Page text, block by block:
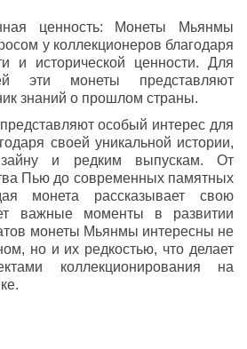
ценность: Монеты Мьянмы
у коллекционеров благодаря
и исторической ценности. Для
эти монеты представляют
знаний о прошлом страны.
особый интерес для
своей уникальной истории,
и редким выпускам. От
Пью до современных памятных
монета рассказывает свою
важные моменты в развитии
монеты Мьянмы интересны не
но и их редкостью, что делает
коллекционирования на